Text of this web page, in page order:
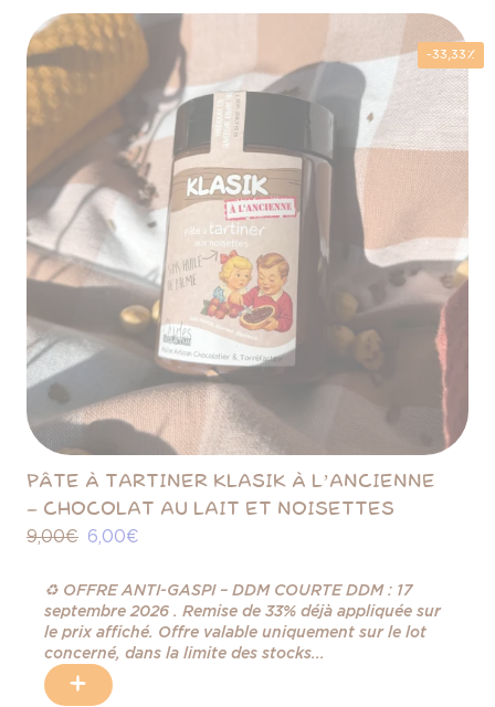
-33,33%
PÂTE À TARTINER KLASIK À L’ANCIENNE
– CHOCOLAT AU LAIT ET NOISETTES
9,00 € 6,00 €
♻️ OFFRE ANTI-GASPI – DDM COURTE DDM : 17
septembre 2026 . Remise de 33% déjà appliquée sur
le prix affiché. Offre valable uniquement sur le lot
concerné, dans la limite des stocks...
+